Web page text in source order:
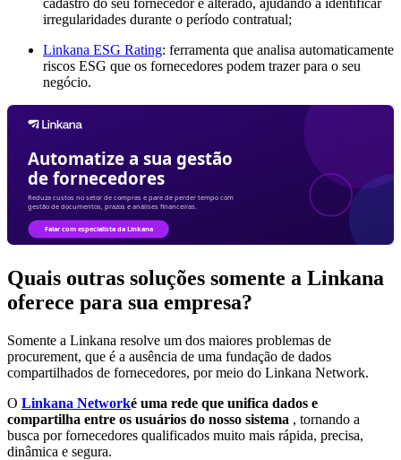
cadastro do seu fornecedor é alterado, ajudando a identificar
irregularidades durante o período contratual;
Linkana ESG Rating: ferramenta que analisa automaticamente
riscos ESG que os fornecedores podem trazer para o seu
negócio.
Quais outras soluções somente a Linkana
oferece para sua empresa?
Somente a Linkana resolve um dos maiores problemas de
procurement, que é a ausência de uma fundação de dados
compartilhados de fornecedores, por meio do Linkana Network.
O Linkana Networké uma rede que unifica dados e
compartilha entre os usuários do nosso sistema , tornando a
busca por fornecedores qualificados muito mais rápida, precisa,
dinâmica e segura.